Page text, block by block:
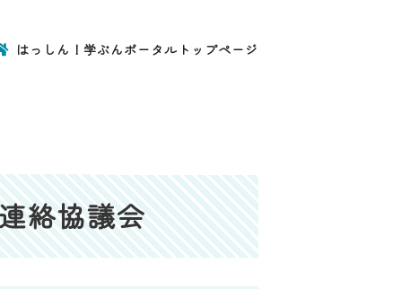
はっしん！学ぶんポータルトップページ
絡協議会